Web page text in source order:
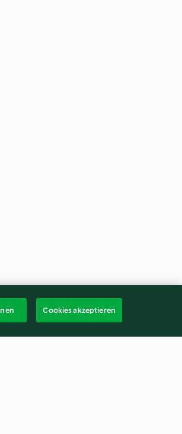
Cookies akzeptieren